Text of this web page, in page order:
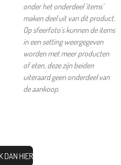
onder het onderdeel 'items'
maken deel uit van dit product.
Op sfeerfoto's kunnen de items
in een setting weergegeven
worden met meer producten
of eten, deze zijn beiden
uiteraard geen onderdeel van
de aankoop.
DAN HIER